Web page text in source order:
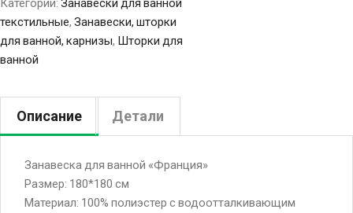
Категории: Занавески для ванной
текстильные, Занавески, шторки
для ванной, карнизы, Шторки для
ванной
Описание Детали
Занавеска для ванной «Франция»
Размер: 180*180 см
Материал: 100% полиэстер с водоотталкивающим